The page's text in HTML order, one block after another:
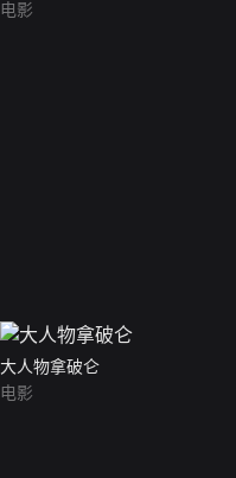
电影
大人物拿破仑
电影